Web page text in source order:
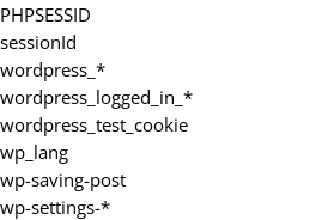
PHPSESSID
sessionId
wordpress_*
wordpress_logged_in_*
wordpress_test_cookie
wp_lang
wp-saving-post
wp-settings-*